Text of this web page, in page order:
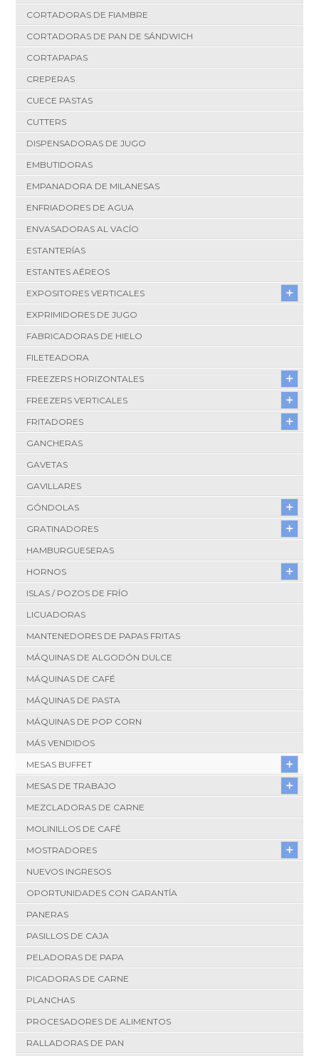
CORTADORAS DE FIAMBRE
CORTADORAS DE PAN DE SÁNDWICH
CORTAPAPAS
CREPERAS
CUECE PASTAS
CUTTERS
DISPENSADORAS DE JUGO
EMBUTIDORAS
EMPANADORA DE MILANESAS
ENFRIADORES DE AGUA
ENVASADORAS AL VACÍO
ESTANTERÍAS
ESTANTES AÉREOS
EXPOSITORES VERTICALES
EXPRIMIDORES DE JUGO
FABRICADORAS DE HIELO
FILETEADORA
FREEZERS HORIZONTALES
FREEZERS VERTICALES
FRITADORES
GANCHERAS
GAVETAS
GAVILLARES
GÓNDOLAS
GRATINADORES
HAMBURGUESERAS
HORNOS
ISLAS / POZOS DE FRÍO
LICUADORAS
MANTENEDORES DE PAPAS FRITAS
MÁQUINAS DE ALGODÓN DULCE
MÁQUINAS DE CAFÉ
MÁQUINAS DE PASTA
MÁQUINAS DE POP CORN
MÁS VENDIDOS
MESAS BUFFET
MESAS DE TRABAJO
MEZCLADORAS DE CARNE
MOLINILLOS DE CAFÉ
MOSTRADORES
NUEVOS INGRESOS
OPORTUNIDADES CON GARANTÍA
PANERAS
PASILLOS DE CAJA
PELADORAS DE PAPA
PICADORAS DE CARNE
PLANCHAS
PROCESADORES DE ALIMENTOS
RALLADORAS DE PAN